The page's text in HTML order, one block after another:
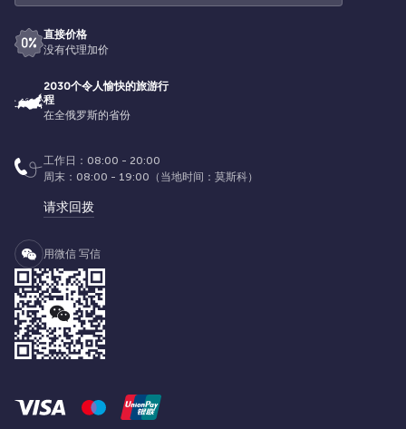
直接价格
没有代理加价
2030个令人愉快的旅游行
程
在全俄罗斯的省份
工作日：08:00 - 20:00
周末：08:00 - 19:00（当地时间：莫斯科）
请求回拨
用微信 写信